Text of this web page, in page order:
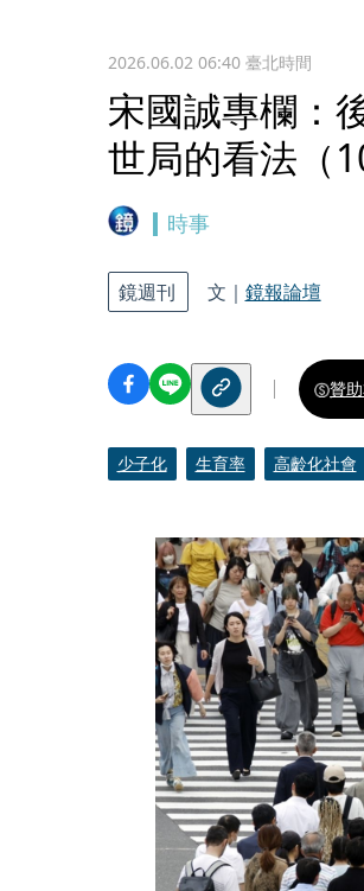
2026.06.02 06:40臺北時間
宋國誠專欄：
世局的看法（
時事
鏡週刊 文｜ 鏡報論壇
贊
少子化 生育率 高齡化社會